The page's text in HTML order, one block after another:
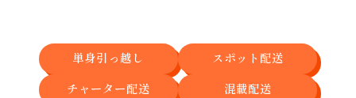
単身引っ越し スポット配送
チャーター配送 混載配送